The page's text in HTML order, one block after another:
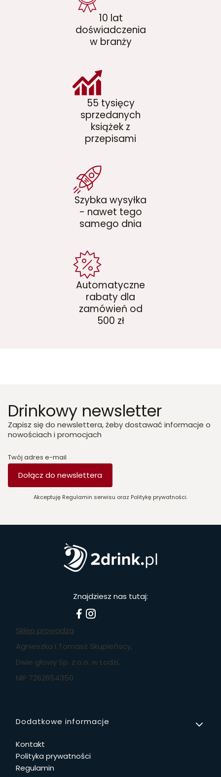
10 lat
doświadczenia
w branży
55 tysięcy
sprzedanych
książek z
przepisami
Szybka wysyłka
- nawet tego
samego dnia
Automatyczne
rabaty dla
zamówień od
500 zł
Drinkowy newsletter
Zapisz się do newslettera, żeby dostawać informacje o
nowościach i promocjach
Twój adres e-mail
Dołącz do newslettera
Akceptuję Regulamin serwisu oraz Politykę prywatności.
Znajdziesz nas tutaj:
Sklep prowadzą
Agnieszka i Tomasz Skupieńscy,
Dwie głowy Sp. z.o.o. w Łodzi,
NIP 7262654350
Linki w stopce
Dodatkowe informacje
Kontakt
Polityka prywatności
Regulamin